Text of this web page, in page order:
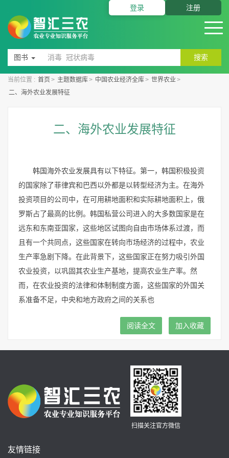
登录 注册
图书 搜索
当前位置 : 首页 > 主题数据库> 中国农业经济全库> 世界农业>
二、海外农业发展特征
二、海外农业发展特征
韩国海外农业发展具有以下特征。第一，韩国积极投资
的国家除了菲律宾和巴西以外都是以转型经济为主。在海外
投资项目的公司中，在可用耕地面积和实际耕地面积上，俄
罗斯占了最高的比例。韩国私营公司进入的大多数国家是在
远东和东南亚国家，这些地区试图向自由市场体系过渡，而
且有一个共同点，这些国家在转向市场经济的过程中，农业
生产率急剧下降。在此背景下，这些国家正在努力吸引外国
农业投资，以巩固其农业生产基地，提高农业生产率。然
而，在农业投资的法律和体制制度方面，这些国家的外国关
系准备不足，中央和地方政府之间的关系也
阅读全文 加入收藏
扫描关注官方微信
友情链接